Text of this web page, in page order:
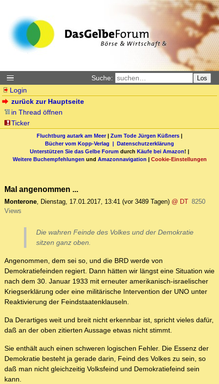
Suche: Los
Login
zurück zur Hauptseite
in Thread öffnen
Ticker
Fluchtburg autark am Meer| Zum Tode Jürgen Küßners |
Bücher vom Kopp-Verlag | Datenschutzerklärung
Unterstützen Sie das Gelbe Forum durch Käufe bei Amazon! |
Weitere Buchempfehlungen und Amazonnavigation | Cookie-Einstellungen
Mal angenommen ...
Monterone, Dienstag, 17.01.2017, 13:41 (vor 3489 Tagen) @ DT 8250
Views
Die wahren Feinde des Volkes und der Demokratie
sitzen ganz oben.
Angenommen, dem sei so, und die BRD werde von
Demokratiefeinden regiert. Dann hätten wir längst eine Situation wie
nach dem 30. Januar 1933 mit erneuter amerikanisch-israelischer
Kriegserklärung oder eine militärische Intervention der UNO unter
Reaktivierung der Feindstaatenklauseln.
Da Derartiges weit und breit nicht erkennbar ist, spricht vieles dafür,
daß an der oben zitierten Aussage etwas nicht stimmt.
Sie enthält auch einen schweren logischen Fehler. Die Essenz der
Demokratie besteht ja gerade darin, Feind des Volkes zu sein, so
daß man nicht gleichzeitig Volksfeind und Demokratiefeind sein
kann.